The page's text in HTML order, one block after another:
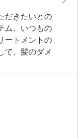
だきたいとの
ム。いつもの
ートメントの
て、髪のダメ
る疎水性セ
ィトステロー
、５種類の
解ケラチン
シスチン（ケ
シスチン、ヒ